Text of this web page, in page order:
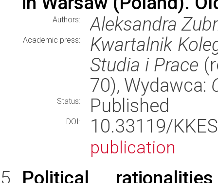
Authors: Aleksandra
Academic press:
Kwartalnik
Studia i Prace
70), Wydawca:
Status: Published
DOI: 10.33119/
publication
Political